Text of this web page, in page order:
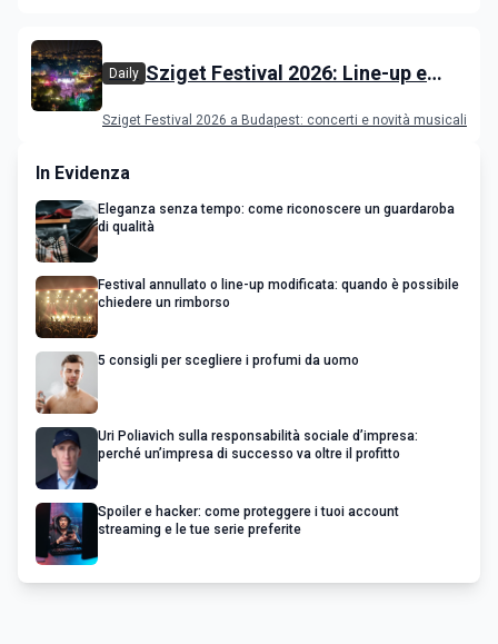
Daily Sziget Festival 2026: Line-up e
Sziget Festival 2026 a Budapest: concerti e novità musicali
In Evidenza
Eleganza senza tempo: come riconoscere un guardaroba
di qualità
Festival annullato o line-up modificata: quando è possibile
chiedere un rimborso
5 consigli per scegliere i profumi da uomo
Uri Poliavich sulla responsabilità sociale d’impresa:
perché un’impresa di successo va oltre il profitto
Spoiler e hacker: come proteggere i tuoi account
streaming e le tue serie preferite